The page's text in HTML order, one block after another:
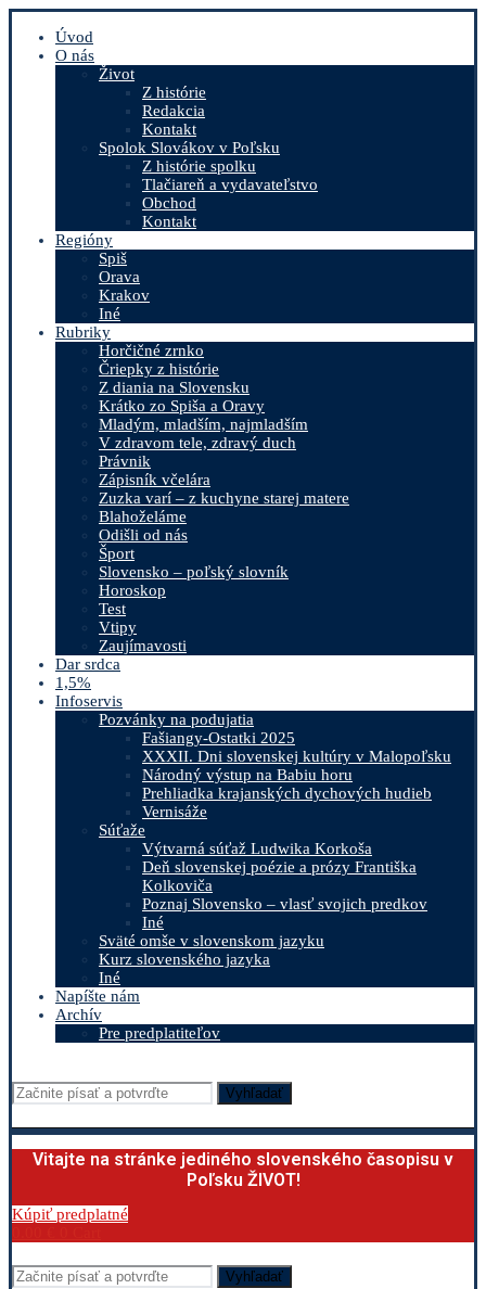
Úvod
O nás
Život
Z histórie
Redakcia
Kontakt
Spolok Slovákov v Poľsku
Z histórie spolku
Tlačiareň a vydavateľstvo
Obchod
Kontakt
Regióny
Spiš
Orava
Krakov
Iné
Rubriky
Horčičné zrnko
Čriepky z histórie
Z diania na Slovensku
Krátko zo Spiša a Oravy
Mladým, mladším, najmladším
V zdravom tele, zdravý duch
Právnik
Zápisník včelára
Zuzka varí – z kuchyne starej matere
Blahoželáme
Odišli od nás
Šport
Slovensko – poľský slovník
Horoskop
Test
Vtipy
Zaujímavosti
Dar srdca
1,5%
Infoservis
Pozvánky na podujatia
Fašiangy-Ostatki 2025
XXXII. Dni slovenskej kultúry v Malopoľsku
Národný výstup na Babiu horu
Prehliadka krajanských dychových hudieb
Vernisáže
Súťaže
Výtvarná súťaž Ludwika Korkoša
Deň slovenskej poézie a prózy Františka
Kolkoviča
Poznaj Slovensko – vlasť svojich predkov
Iné
Sväté omše v slovenskom jazyku
Kurz slovenského jazyka
Iné
Napíšte nám
Archív
Pre predplatiteľov
Vyhľadať
Vitajte na stránke jediného slovenského časopisu v
Poľsku ŽIVOT!
Kúpiť predplatné
Vyhľadať